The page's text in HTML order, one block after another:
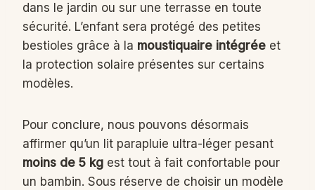
dans le jardin ou sur une terrasse en toute
sécurité. L’enfant sera protégé des petites
bestioles grâce à la moustiquaire intégrée et
la protection solaire présentes sur certains
modèles.
Pour conclure, nous pouvons désormais
affirmer qu’un lit parapluie ultra-léger pesant
moins de 5 kg est tout à fait confortable pour
un bambin. Sous réserve de choisir un modèle